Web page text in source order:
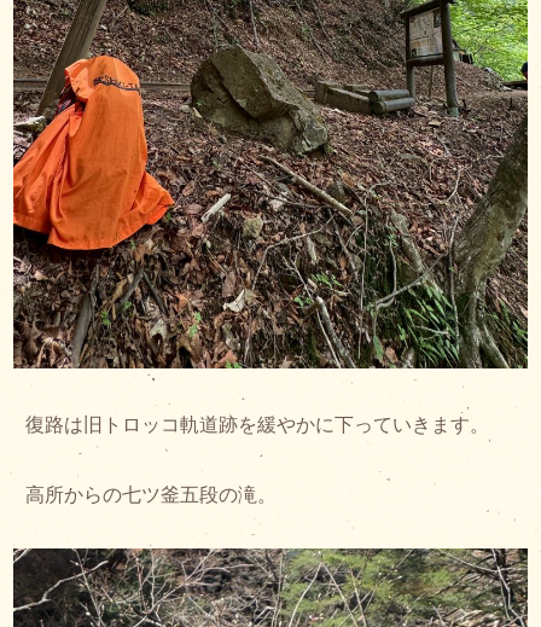
復路は旧トロッコ軌道跡を緩やかに下っていきます。
高所からの七ツ釜五段の滝。